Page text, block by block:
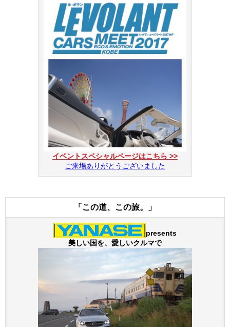
イベントスペシャルページはこちら >>
ご来場ありがとうございました
「この道、この旅。」
presents
美しい国を、愛しいクルマで